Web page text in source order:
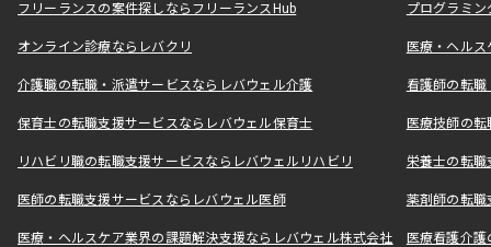
フリーランスの案件探しならフリーランスHub プログラミ
オンライン診療ならレバクリ 医療・ヘル
介護職の転職・派遣サービスならレバウェル介護 看護師の転
保育士の転職支援サービスならレバウェル保育士 医療技師の
リハビリ職の転職支援サービスならレバウェルリハビリ 栄養士の転
医師の転職支援サービスならレバウェル医師 薬剤師の転
医療・ヘルスケア業界の課題解決支援ならレバウェル株式会社 医療看護介